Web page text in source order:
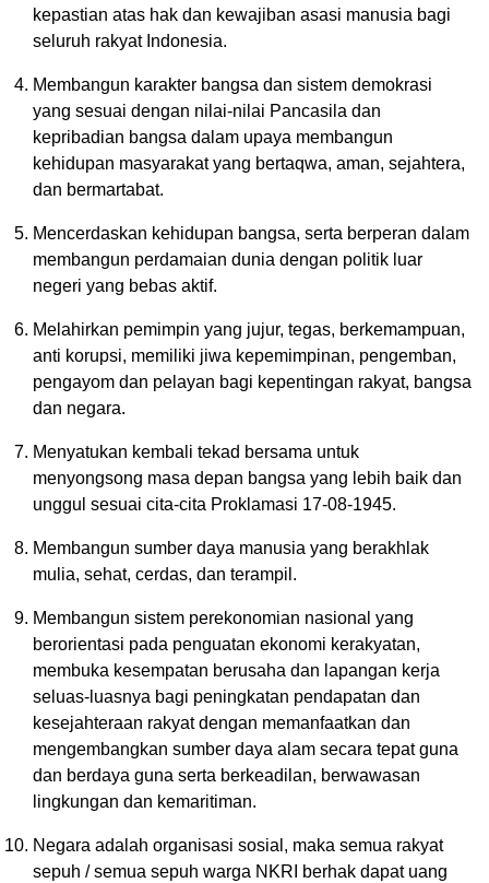
kepastian atas hak dan kewajiban asasi manusia bagi
seluruh rakyat Indonesia.
Membangun karakter bangsa dan sistem demokrasi
yang sesuai dengan nilai-nilai Pancasila dan
kepribadian bangsa dalam upaya membangun
kehidupan masyarakat yang bertaqwa, aman, sejahtera,
dan bermartabat.
Mencerdaskan kehidupan bangsa, serta berperan dalam
membangun perdamaian dunia dengan politik luar
negeri yang bebas aktif.
Melahirkan pemimpin yang jujur, tegas, berkemampuan,
anti korupsi, memiliki jiwa kepemimpinan, pengemban,
pengayom dan pelayan bagi kepentingan rakyat, bangsa
dan negara.
Menyatukan kembali tekad bersama untuk
menyongsong masa depan bangsa yang lebih baik dan
unggul sesuai cita-cita Proklamasi 17-08-1945.
Membangun sumber daya manusia yang berakhlak
mulia, sehat, cerdas, dan terampil.
Membangun sistem perekonomian nasional yang
berorientasi pada penguatan ekonomi kerakyatan,
membuka kesempatan berusaha dan lapangan kerja
seluas-luasnya bagi peningkatan pendapatan dan
kesejahteraan rakyat dengan memanfaatkan dan
mengembangkan sumber daya alam secara tepat guna
dan berdaya guna serta berkeadilan, berwawasan
lingkungan dan kemaritiman.
Negara adalah organisasi sosial, maka semua rakyat
sepuh / semua sepuh warga NKRI berhak dapat uang